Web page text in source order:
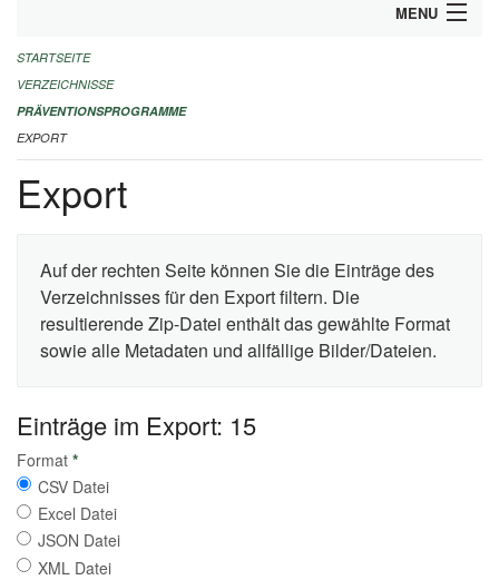
MENU
DURCHFÜHRUNG UND FINANZIERUNG
IMPRESSUM
STARTSEITE
VERZEICHNISSE
PRÄVENTIONSPROGRAMME
EXPORT
Export
Auf der rechten Seite können Sie die Einträge des
Verzeichnisses für den Export filtern. Die
resultierende Zip-Datei enthält das gewählte Format
sowie alle Metadaten und allfällige Bilder/Dateien.
Einträge im Export: 15
Format *
CSV Datei
Excel Datei
JSON Datei
XML Datei